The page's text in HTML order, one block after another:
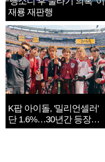
재룡 재판행
K팝 아이돌, '밀리언셀러'
단 1.6%…30년간 등장
1182개팀 전수조사